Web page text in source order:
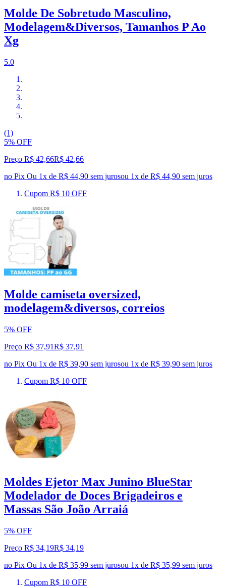
Molde De Sobretudo Masculino,
Modelagem&Diversos, Tamanhos P Ao
Xg
5.0
(1)
5% OFF
Preço R$ 42,66R$ 42,66
no Pix Ou 1x de R$ 44,90 sem jurosou 1x de R$ 44,90 sem juros
Cupom R$ 10 OFF
Molde camiseta oversized,
modelagem&diversos, correios
5% OFF
Preço R$ 37,91R$ 37,91
no Pix Ou 1x de R$ 39,90 sem jurosou 1x de R$ 39,90 sem juros
Cupom R$ 10 OFF
Moldes Ejetor Max Junino BlueStar
Modelador de Doces Brigadeiros e
Massas São João Arraiá
5% OFF
Preço R$ 34,19R$ 34,19
no Pix Ou 1x de R$ 35,99 sem jurosou 1x de R$ 35,99 sem juros
Cupom R$ 10 OFF